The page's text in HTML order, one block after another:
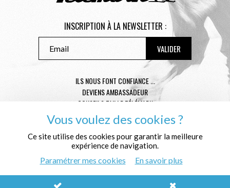
INSCRIPTION À LA NEWSLETTER :
ILS NOUS FONT CONFIANCE ...
DEVIENS AMBASSADEUR
CONSEILS TAILLE TÉLÉMARK
CONDITIONS GÉNÉRALES DE VENTE
MENTIONS LÉGALES
POLITIQUE DE CONFIDENTIALITÉ
QUI SOMMES NOUS ?
Vous voulez des cookies ?
Ce site utilise des cookies pour garantir la meilleure
expérience de navigation.
Paramétrer mes cookies En savoir plus